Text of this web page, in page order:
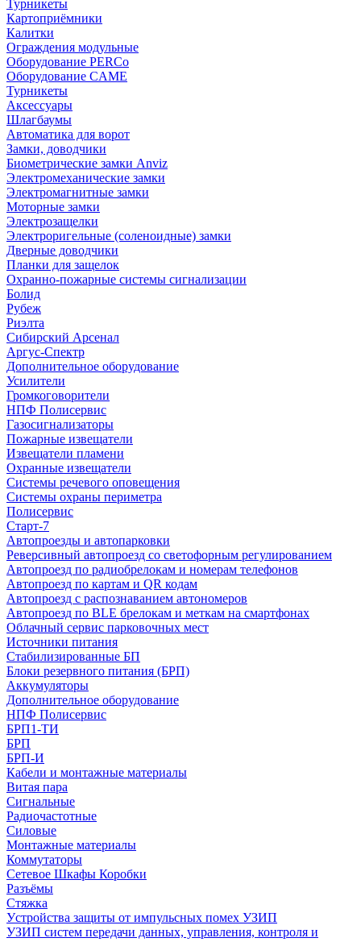
Турникеты
Картоприёмники
Калитки
Ограждения модульные
Оборудование PERCo
Оборудование CAME
Турникеты
Аксессуары
Шлагбаумы
Автоматика для ворот
Замки, доводчики
Биометрические замки Anviz
Электромеханические замки
Электромагнитные замки
Моторные замки
Электрозащелки
Электроригельные (cоленоидные) замки
Дверные доводчики
Планки для защелок
Охранно-пожарные системы сигнализации
Болид
Рубеж
Риэлта
Сибирский Арсенал
Аргус-Спектр
Дополнительное оборудование
Усилители
Громкоговорители
НПФ Полисервис
Газосигнализаторы
Пожарные извещатели
Извещатели пламени
Охранные извещатели
Системы речевого оповещения
Системы охраны периметра
Полисервис
Старт-7
Автопроезды и автопарковки
Реверсивный автопроезд со светофорным регулированием
Автопроезд по радиобрелокам и номерам телефонов
Автопроезд по картам и QR кодам
Автопроезд с распознаванием автономеров
Автопроезд по BLE брелокам и меткам на смартфонах
Облачный сервис парковочных мест
Источники питания
Стабилизированные БП
Блоки резервного питания (БРП)
Аккумуляторы
Дополнительное оборудование
НПФ Полисервис
БРП1-ТИ
БРП
БРП-И
Кабели и монтажные материалы
Витая пара
Сигнальные
Радиочастотные
Силовые
Монтажные материалы
Коммутаторы
Сетевое Шкафы Коробки
Разъёмы
Стяжка
Уcтройства защиты от импульсных помех УЗИП
УЗИП систем передачи данных, управления, контроля и